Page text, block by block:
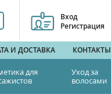
Вход
Регистрация
И ДОСТАВКА КОНТАКТЫ
для
Уход за
волосами